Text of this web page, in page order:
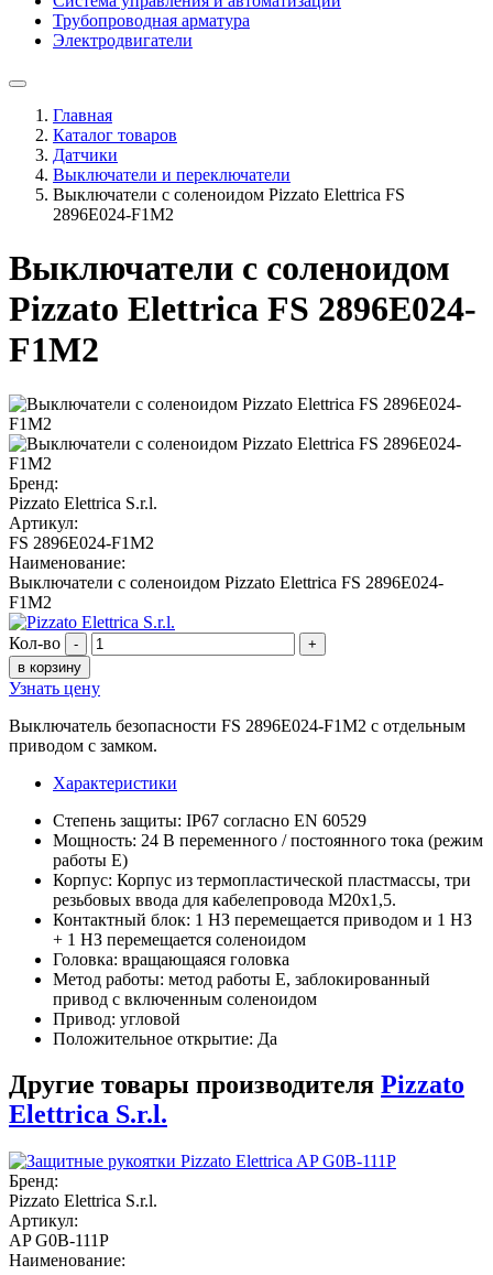
Трубопроводная арматура
Электродвигатели
Главная
Каталог товаров
Датчики
Выключатели и переключатели
Выключатели с соленоидом Pizzato Elettrica FS
2896E024-F1M2
Выключатели с соленоидом
Pizzato Elettrica FS 2896E024-
F1M2
Бренд:
Pizzato Elettrica S.r.l.
Артикул:
FS 2896E024-F1M2
Наименование:
Выключатели с соленоидом Pizzato Elettrica FS 2896E024-
F1M2
Кол-во -
+
в корзину
Узнать цену
Выключатель безопасности FS 2896E024-F1M2 с отдельным
приводом с замком.
Характеристики
Степень защиты: IP67 согласно EN 60529
Мощность: 24 В переменного / постоянного тока (режим
работы E)
Корпус: Корпус из термопластической пластмассы, три
резьбовых ввода для кабелепровода M20x1,5.
Контактный блок: 1 НЗ перемещается приводом и 1 НЗ
+ 1 НЗ перемещается соленоидом
Головка: вращающаяся головка
Метод работы: метод работы E, заблокированный
привод с включенным соленоидом
Привод: угловой
Положительное открытие: Да
Другие товары производителя Pizzato
Elettrica S.r.l.
Бренд:
Pizzato Elettrica S.r.l.
Артикул:
AP G0B-111P
Наименование: